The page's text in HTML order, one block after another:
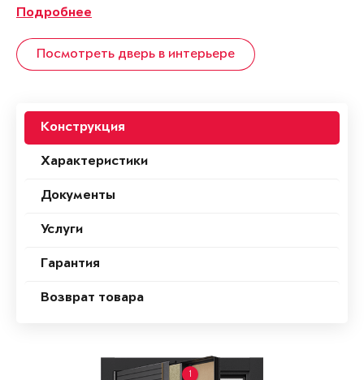
Подробнее
Посмотреть дверь в интерьере
Конструкция
Характеристики
Документы
Услуги
Гарантия
Возврат товара
1